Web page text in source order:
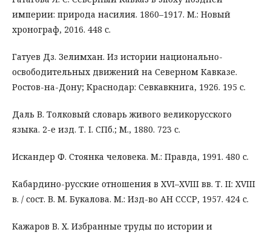
империи: природа насилия. 1860–1917. М.: Новый
хронограф, 2016. 448 с.
Гатуев Дз. Зелимхан. Из истории национально-
освободительных движений на Северном Кавказе.
Ростов-на-Дону; Краснодар: Севкавкнига, 1926. 195 с.
Даль В. Толковый словарь живого великорусского
языка. 2-е изд. Т. I. СПб.; М., 1880. 723 с.
Искандер Ф. Стоянка человека. М.: Правда, 1991. 480 с.
Кабардино-русские отношения в XVI–XVIII вв. Т. II: XVIII
в. / сост. В. М. Букалова. М.: Изд-во АН СССР, 1957. 424 с.
Кажаров В. Х. Избранные труды по истории и